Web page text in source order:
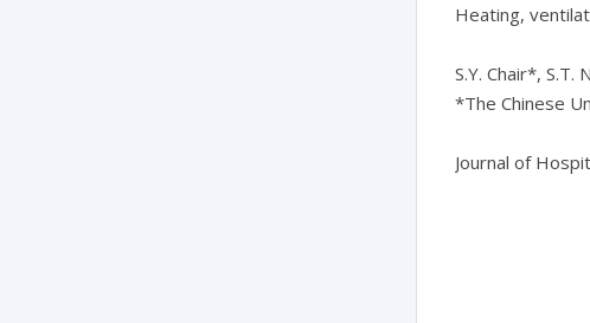
Heating,
S.Y. Chair*, S.T.
*The Chinese
Journal of